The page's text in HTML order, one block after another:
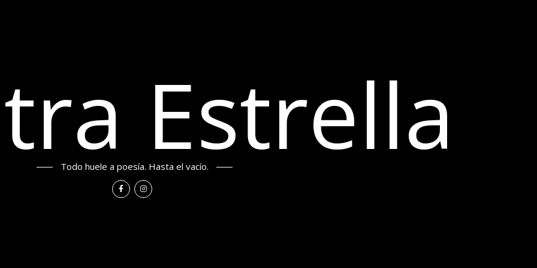
Estrella
Todo huele a poesía. Hasta el vacío.